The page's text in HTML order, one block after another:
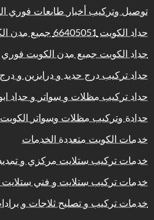
توصيل وتركيب أخبار طابعات فوري
حداد الكويت 66405051 جميع مدن الكويت
حداد الكويت جميع مدن الكويت فوري
حداد تركيب درج حديد و درابزين و
حداد تركيب مظلات و سواتر و حداد
حدادة وتركيب مظلات وسواتر الكويت
خدمات الكويت متعددة الخدمات
خدمات تركيب ستلايت مركزي و
خدمات تركيب ستلايت و فني ستلايت
خدمات تركيب و تصليح ثلاجات و